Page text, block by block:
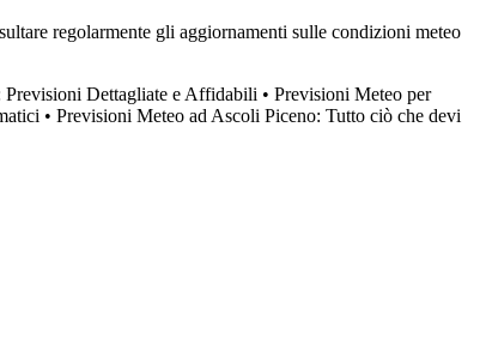
regolarmente gli aggiornamenti sulle condizioni meteo
Previsioni Dettagliate e Affidabili • Previsioni Meteo per
• Previsioni Meteo ad Ascoli Piceno: Tutto ciò che devi